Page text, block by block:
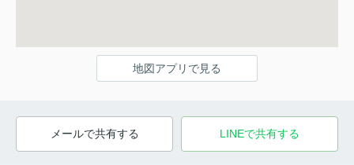
地図アプリで見る
メールで共有する LINEで共有する